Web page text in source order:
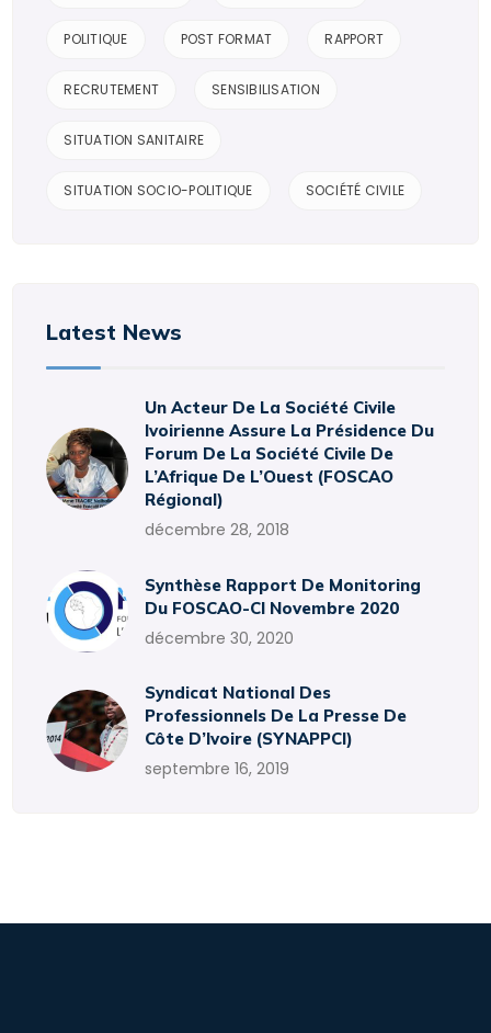
POLITIQUE POST FORMAT RAPPORT
RECRUTEMENT SENSIBILISATION
SITUATION SANITAIRE
SITUATION SOCIO-POLITIQUE SOCIÉTÉ CIVILE
Latest News
Un Acteur De La Société Civile
Ivoirienne Assure La Présidence Du
Forum De La Société Civile De
L’Afrique De L’Ouest (FOSCAO
Régional)
décembre 28, 2018
Synthèse Rapport De Monitoring
Du FOSCAO-CI Novembre 2020
décembre 30, 2020
Syndicat National Des
Professionnels De La Presse De
Côte D’Ivoire (SYNAPPCI)
septembre 16, 2019